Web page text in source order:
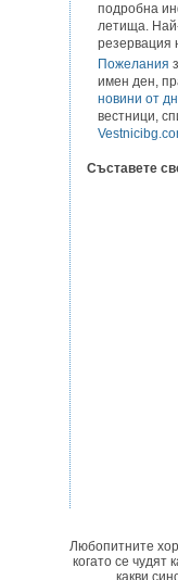
подробна
летища.
резервация
Пожелания
имен ден,
новини от
вестници,
Съставете
Любопитните
когато се чудят